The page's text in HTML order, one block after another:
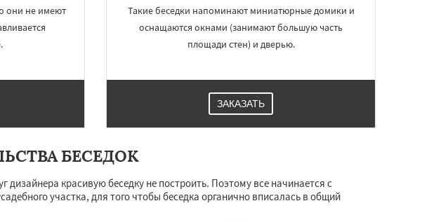
они не имеют
Такие беседки напоминают миниатюрные домики и
оснащаются окнами (занимают большую часть
площади стен) и дверью.
ЗАКАЗАТЬ
БЕСЕДОК
красивую беседку не построить. Поэтому все начинается с
участка, для того чтобы беседка органично вписалась в общий